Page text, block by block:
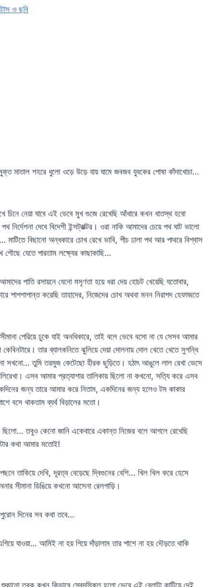
ও ছবি
মাতাল শহরে ধুলো ওড়ে উড়ে যায় ঘামে জবজব যুবকের পোষা কাঁদাখোচা…
চিনে নেয়া যাবে এই ভেবে মুখ গুজে রেখেছি আঁধারে কখন ধাতস্থ হবো
নির্দেশনা দেবে বিদেশী ইন্সট্রাক্টর। ওরা নাকি আমাদের চেয়ে পথ ঘাট ভালো
বিছানো অন্ধকারে চোখ রেখে ভাবি, পীচ ঢালা পথ আর পাথরে বিশ্বাস
যেতে পারতাম লক্ষ্যের কাছাকাছি…
পাতি রসায়নে যেনো মসৃণতা হয়ে ধরা দেয় হোচট খেয়েছি যতোবার,
শাপশাপান্ত করেছি তাহাদের, নিজেদের চোখ অথবা মনন নিরাপদ হেফাজতে
পেরিয়ে ঢুকে যাই অনধিকারে, তাই বলে ভেবে বসো না যে সেসব আমার
তার ব্যালকনিতে ঝুলিয়ে দেয়া দোলনায় দোল খেতে খেতে সুগন্ধি
সখনো… তুমি তরমুজ কেটেছো হীরক ছুড়িতে। হঠাৎ আঙুলে লাল রেখা ভেসে
এসব আমার প্রত্যাশার তালিকায় ছিলো না কখনো, সত্যি করে এসব
জন্য তারে আমার করে নিতাম, একদিনের জন্য হলেও টম কাকার
বসে থাকতাম ব্যর্থ বিড়ালের মতো।
ছিলো… তবুও কেনো জানি একেবারে একান্ত নিজের বলে আগলে রেখেছি
কথা আমার মতোই!
তাকিয়ে দেখি, দূরত্ব বেড়েছে দ্বিগুনের বেশি… খিল খিল করে হেসে
সীমানা ডিঙিয়ে কখনো আসেনা রেলগাড়ি।
দিনের সব কথা তবে…
যাওয়া… আমিই না হয় গিয়ে দাঁড়ালাম তার পাশে না হয় দৌড়তে থাকি